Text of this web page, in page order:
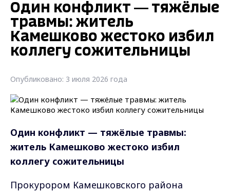
Один конфликт — тяжёлые
травмы: житель
Камешково жестоко избил
коллегу сожительницы
Опубликовано: 3 июля 2026 года
Один конфликт — тяжёлые травмы:
житель Камешково жестоко избил
коллегу сожительницы
Прокурором Камешковского района